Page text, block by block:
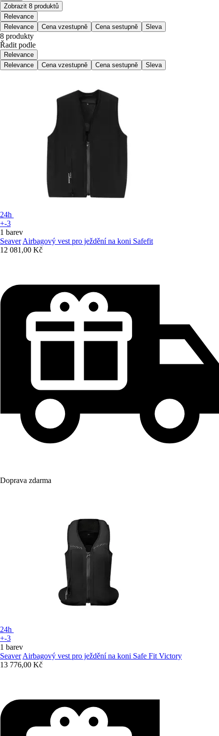
Zobrazit 8 produktů
Relevance
Relevance
Cena vzestupně Cena sestupně Sleva
8 produkty
Řadit podle
Relevance
Relevance
Cena vzestupně Cena sestupně Sleva
24h
+-3
1 barev
Seaver Airbagový vest pro ježdění na koni Safefit
12 081,00 Kč
Doprava zdarma
24h
+-3
1 barev
Seaver Airbagový vest pro ježdění na koni Safe Fit Victory
13 776,00 Kč